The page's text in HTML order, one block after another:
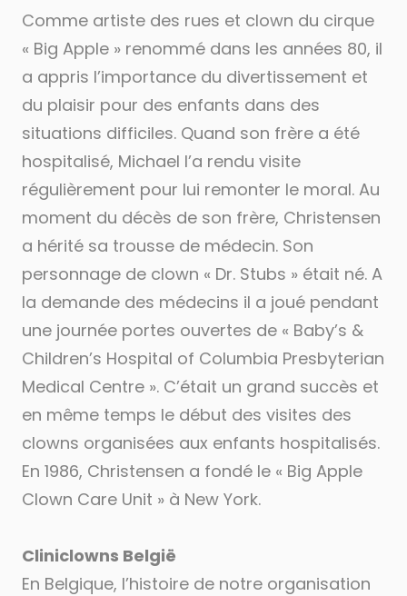
Comme artiste des rues et clown du cirque
« Big Apple » renommé dans les années 80, il
a appris l’importance du divertissement et
du plaisir pour des enfants dans des
situations difficiles. Quand son frère a été
hospitalisé, Michael l’a rendu visite
régulièrement pour lui remonter le moral. Au
moment du décès de son frère, Christensen
a hérité sa trousse de médecin. Son
personnage de clown « Dr. Stubs » était né. A
la demande des médecins il a joué pendant
une journée portes ouvertes de « Baby’s &
Children’s Hospital of Columbia Presbyterian
Medical Centre ». C’était un grand succès et
en même temps le début des visites des
clowns organisées aux enfants hospitalisés.
En 1986, Christensen a fondé le « Big Apple
Clown Care Unit » à New York.
Cliniclowns België
En Belgique, l’histoire de notre organisation